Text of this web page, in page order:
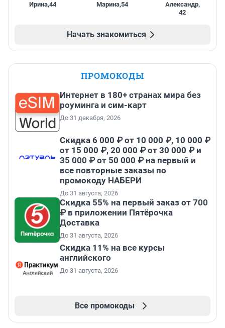
Ирина,44 Марина,54 Александр,
42
Начать знакомиться
ПРОМОКОДЫ
Интернет в 180+ странах мира без
роуминга и сим-карт
До 31 декабря, 2026
Скидка 6 000 ₽ от 10 000 ₽, 10 000 ₽
от 15 000 ₽, 20 000 ₽ от 30 000 ₽ и
35 000 ₽ от 50 000 ₽ на первый и
все повторные заказы по
промокоду НАБЕРИ
До 31 августа, 2026
Скидка 55% на первый заказ от 700
₽ в приложении Пятёрочка
Доставка
До 31 августа, 2026
Скидка 11% на все курсы
английского
До 31 августа, 2026
Все промокоды